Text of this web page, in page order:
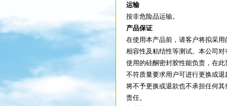
运输
按非危险品运输。
产品保证
在使用本产品前，请客户将拟采
相容性及粘结性等测试。本公司
使用的硅酮密封胶性能负责，在
不符质量要求用户可进行更换或
将不予更换或退款也不承担任何
责任。